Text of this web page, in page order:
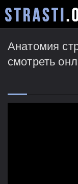
Анатомия
смотреть